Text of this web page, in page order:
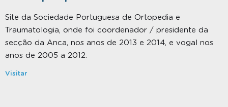
Site da Sociedade Portuguesa de Ortopedia e
Traumatologia, onde foi coordenador / presidente da
secção da Anca, nos anos de 2013 e 2014, e vogal nos
anos de 2005 a 2012.
Visitar